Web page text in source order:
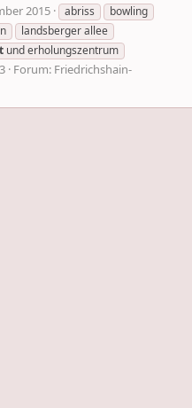
2015 abriss
bowling
landsberger allee
und erholungszentrum
Forum: Friedrichshain-